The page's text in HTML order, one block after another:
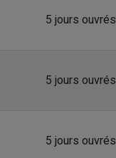
5 jours ouvrés
5 jours ouvrés
5 jours ouvrés